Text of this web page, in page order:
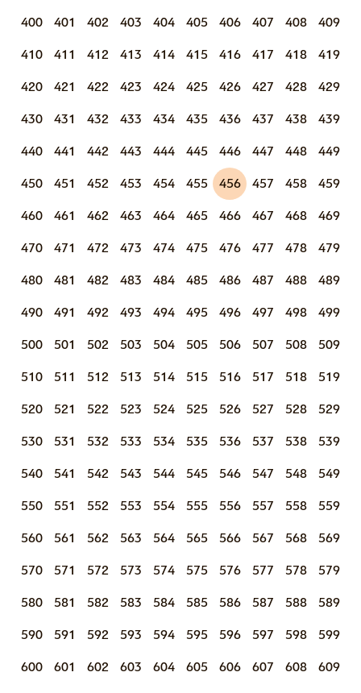
400 401 402 403 404 405 406 407 408 409
410 411 412 413 414 415 416 417 418 419
420 421 422 423 424 425 426 427 428 429
430 431 432 433 434 435 436 437 438 439
440 441 442 443 444 445 446 447 448 449
450 451 452 453 454 455 456 457 458 459
460 461 462 463 464 465 466 467 468 469
470 471 472 473 474 475 476 477 478 479
480 481 482 483 484 485 486 487 488 489
490 491 492 493 494 495 496 497 498 499
500 501 502 503 504 505 506 507 508 509
510 511 512 513 514 515 516 517 518 519
520 521 522 523 524 525 526 527 528 529
530 531 532 533 534 535 536 537 538 539
540 541 542 543 544 545 546 547 548 549
550 551 552 553 554 555 556 557 558 559
560 561 562 563 564 565 566 567 568 569
570 571 572 573 574 575 576 577 578 579
580 581 582 583 584 585 586 587 588 589
590 591 592 593 594 595 596 597 598 599
600 601 602 603 604 605 606 607 608 609